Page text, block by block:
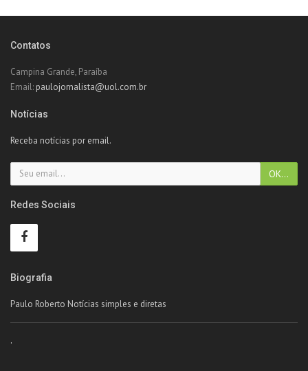
Contatos
Campina Grande, Paraíba
Email: paulojornalista@uol.com.br
Notícias
Receba notícias por email.
Redes Sociais
Biografia
Paulo Roberto Notícias simples e diretas
.